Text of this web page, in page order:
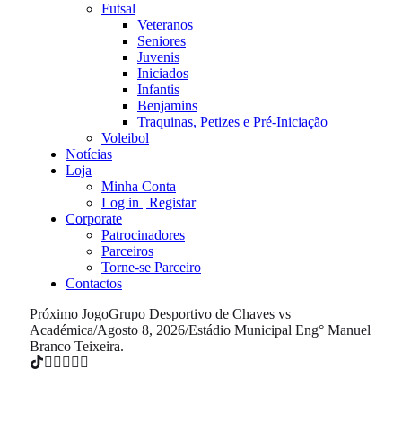
Futsal
Veteranos
Seniores
Juvenis
Iniciados
Infantis
Benjamins
Traquinas, Petizes e Pré-Iniciação
Voleibol
Notícias
Loja
Minha Conta
Log in | Registar
Corporate
Patrocinadores
Parceiros
Torne-se Parceiro
Contactos
Próximo JogoGrupo Desportivo de Chaves vs
Académica/Agosto 8, 2026/Estádio Municipal Eng° Manuel
Branco Teixeira.